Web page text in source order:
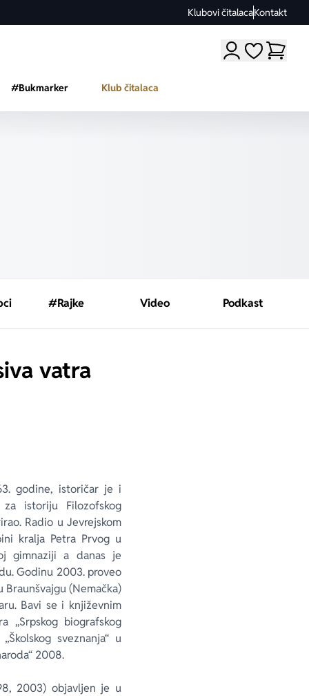
Klubovi čitalacaKontakt
Moji omiljeni
#Bukmarker Klub čitalaca
#Rajke Video Podkast
vatra
godine, istoričar je i
istoriju Filozofskog
Radio u Jevrejskom
kralja Petra Prvog u
gimnaziji a danas je
Godinu 2003. proveo
Braunšvajgu (Nemačka)
Bavi se i književnim
„Srpskog biografskog
sveznanja“ u
2008.
2003) objavljen je u